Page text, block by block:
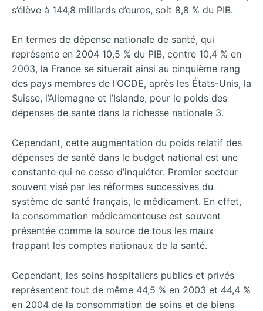
s’élève à 144,8 milliards d’euros, soit 8,8 % du PIB.
En termes de dépense nationale de santé, qui
représente en 2004 10,5 % du PIB, contre 10,4 % en
2003, la France se situerait ainsi au cinquième rang
des pays membres de l’OCDE, après les États-Unis, la
Suisse, l’Allemagne et l’Islande, pour le poids des
dépenses de santé dans la richesse nationale 3.
Cependant, cette augmentation du poids relatif des
dépenses de santé dans le budget national est une
constante qui ne cesse d’inquiéter. Premier secteur
souvent visé par les réformes successives du
système de santé français, le médicament. En effet,
la consommation médicamenteuse est souvent
présentée comme la source de tous les maux
frappant les comptes nationaux de la santé.
Cependant, les soins hospitaliers publics et privés
représentent tout de même 44,5 % en 2003 et 44,4 %
en 2004 de la consommation de soins et de biens